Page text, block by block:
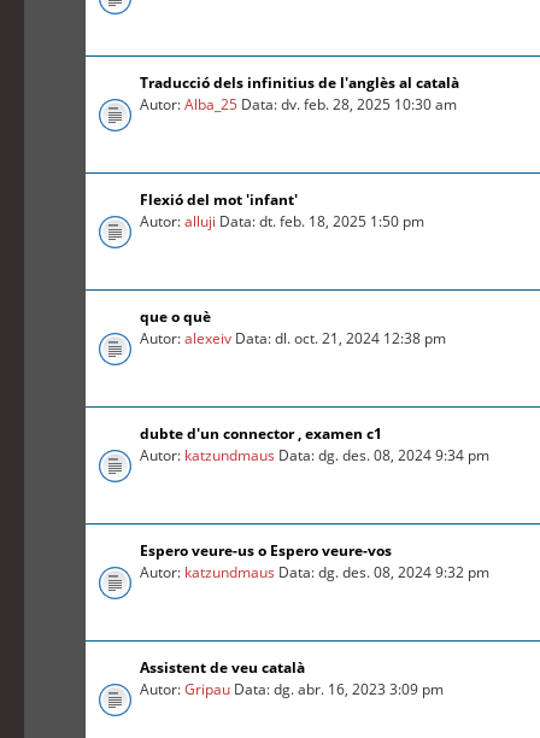
Traducció dels infinitius de l'anglès al català
Autor:Alba_25 Data: dv. feb. 28, 2025 10:30 am
Flexió del mot 'infant'
Autor:alluji Data: dt. feb. 18, 2025 1:50 pm
que o què
Autor:alexeiv Data: dl. oct. 21, 2024 12:38 pm
dubte d'un connector , examen c1
Autor: katzundmaus Data: dg. des. 08, 2024 9:34 pm
Espero veure-us o Espero veure-vos
Autor: katzundmaus Data: dg. des. 08, 2024 9:32 pm
Assistent de veu català
Autor:Gripau Data: dg. abr. 16, 2023 3:09 pm